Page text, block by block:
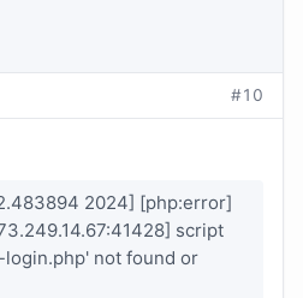
#10
2024] [php:error]
script
not found or